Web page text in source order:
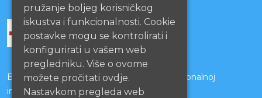
Bolnice s kojima je potpisan ugovor o funkcionalnoj
integraciji
pružanje boljeg korisničkog
iskustva i funkcionalnosti. Cookie
postavke mogu se kontrolirati i
konfigurirati u vašem web
pregledniku. Više o ovome
možete pročitati ovdje.
Nastavkom pregleda web